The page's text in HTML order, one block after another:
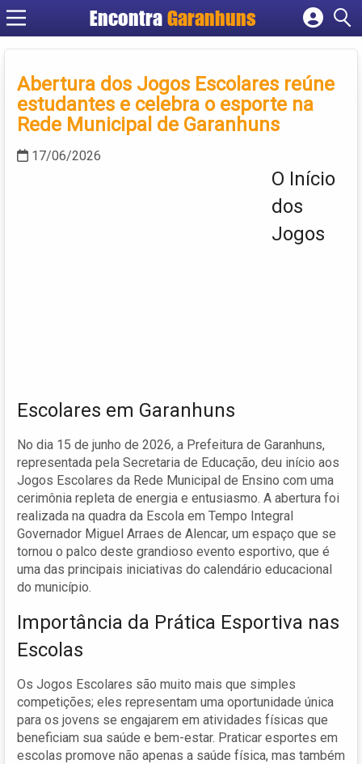
EncontraGaranhuns
Cadastrar empresa
Criar conta
Abertura dos Jogos Escolares reúne
estudantes e celebra o esporte na
Rede Municipal de Garanhuns
17/06/2026
O Início
dos
Jogos
Escolares em Garanhuns
No dia 15 de junho de 2026, a Prefeitura de Garanhuns,
representada pela Secretaria de Educação, deu início aos
Jogos Escolares da Rede Municipal de Ensino com uma
cerimônia repleta de energia e entusiasmo. A abertura foi
realizada na quadra da Escola em Tempo Integral
Governador Miguel Arraes de Alencar, um espaço que se
tornou o palco deste grandioso evento esportivo, que é
uma das principais iniciativas do calendário educacional
do município.
Importância da Prática Esportiva nas
Escolas
Os Jogos Escolares são muito mais que simples
competições; eles representam uma oportunidade única
para os jovens se engajarem em atividades físicas que
beneficiam sua saúde e bem-estar. Praticar esportes em
escolas promove não apenas a saúde física, mas também